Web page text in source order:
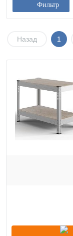
Фильтр
Назад 1